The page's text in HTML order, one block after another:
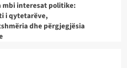
mbi interesat politike:
i qytetarëve,
dhe përgjegjësia